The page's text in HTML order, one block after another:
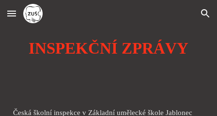
Skip to main content Skip to navigation
INSPEKČNÍ ZPRÁVY
Česká školní inspekce v Základní umělecké škole Jablonec